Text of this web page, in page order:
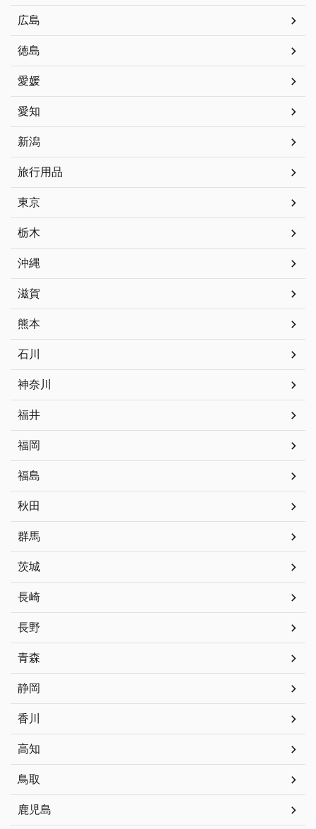
広島
徳島
愛媛
愛知
新潟
旅行用品
東京
栃木
沖縄
滋賀
熊本
石川
神奈川
福井
福岡
福島
秋田
群馬
茨城
長崎
長野
青森
静岡
香川
高知
鳥取
鹿児島